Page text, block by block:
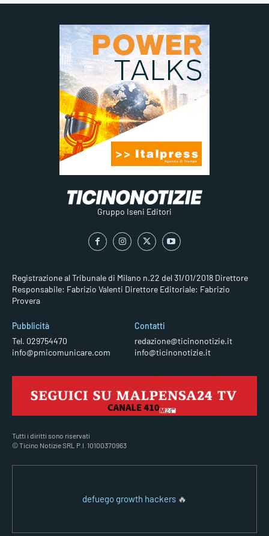
Gruppo Iseni Editori
Registrazione al Tribunale di Milano n.22 del 31/01/2018 Direttore
Responsabile: Fabrizio Valenti Direttore Editoriale: Fabrizio
Provera
Pubblicità
Tel. 029754470
info@pmicomunicare.com
Contatti
redazione@ticinonotizie.it
info@ticinonotizie.it
Tutti i diritti sono riservati
© Ticino Notizie SRL P.I. 10100370963
defuego growth hackers 🔥